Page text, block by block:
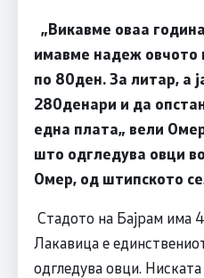
„Викавме оваа
имавме надеж овчото
по 80ден. За литар, а
280денари и да
една плата„ вели
што одгледува овци
Омер, од штипското
Стадото на Бајрам има
Лакавица е
одгледува овци.